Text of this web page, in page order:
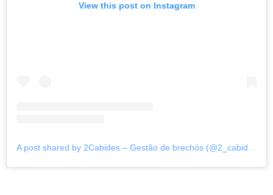
View this post on Instagram
A post shared by 2Cabides – Gestão de brechós (@2_cabides)